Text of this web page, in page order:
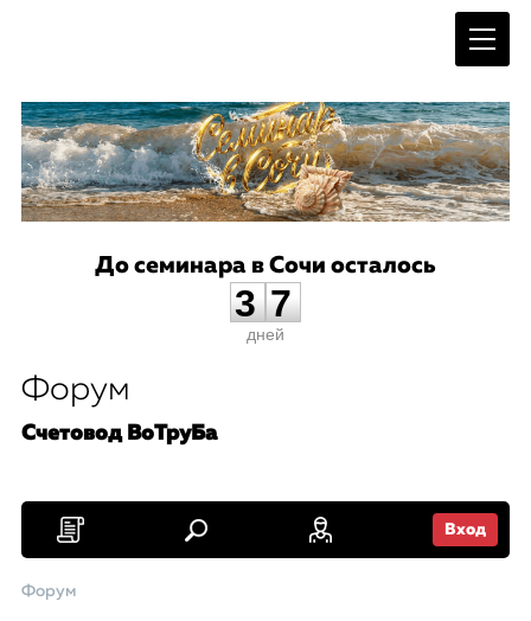
До семинара в Сочи осталось
3 7
дней
Форум
Счетовод ВоТруБа
Вход
Форум